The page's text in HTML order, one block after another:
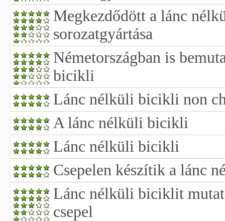
Megkezdődött a lánc
sorozatgyártása
Németországban is
bicikli
Lánc nélküli bicikli non
A lánc nélküli bicikli
Lánc nélküli bicikli
Csepelen készítik a lánc
Lánc nélküli biciklit
csepel